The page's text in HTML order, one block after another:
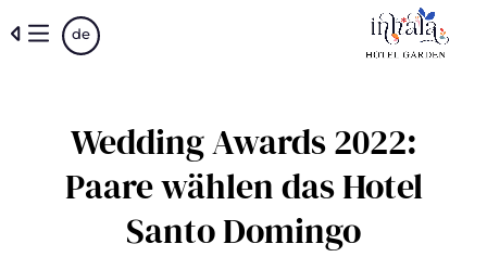
to
de
Wedding Awards 2022:
Paare wählen das Hotel
Santo Domingo